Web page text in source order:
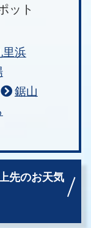
ット
里浜
鋸山
先のお天気